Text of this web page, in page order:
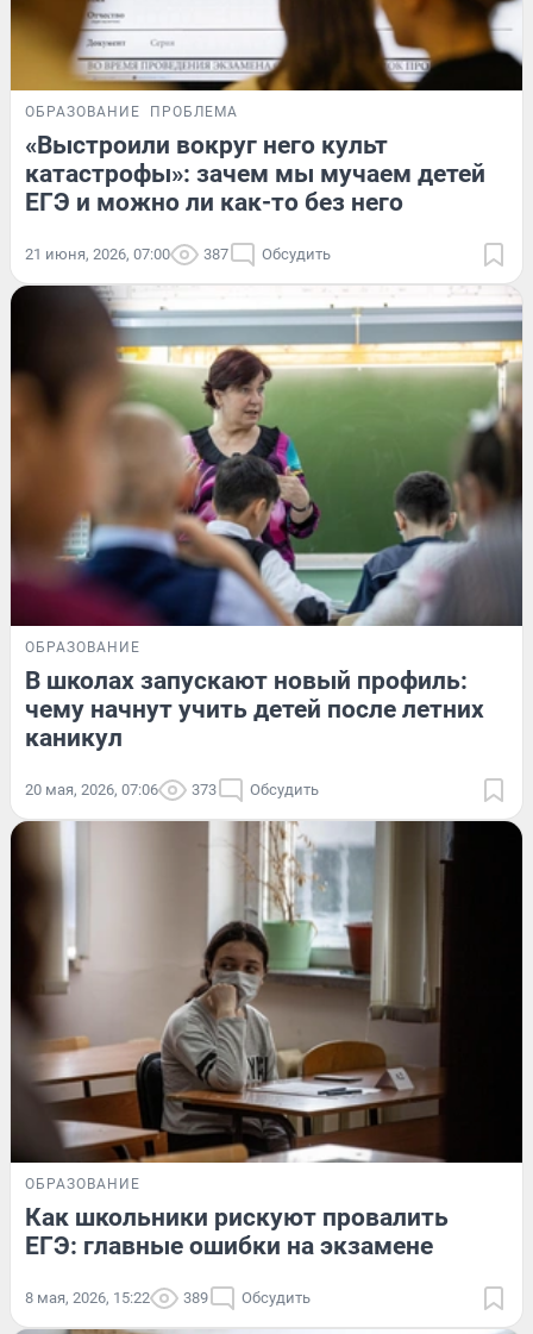
ОБРАЗОВАНИЕ ПРОБЛЕМА
«Выстроили вокруг него культ
катастрофы»: зачем мы мучаем детей
ЕГЭ и можно ли как-то без него
21 июня, 2026, 07:00 387 Обсудить
ОБРАЗОВАНИЕ
В школах запускают новый профиль:
чему начнут учить детей после летних
каникул
20 мая, 2026, 07:06 373 Обсудить
ОБРАЗОВАНИЕ
Как школьники рискуют провалить
ЕГЭ: главные ошибки на экзамене
8 мая, 2026, 15:22 389 Обсудить